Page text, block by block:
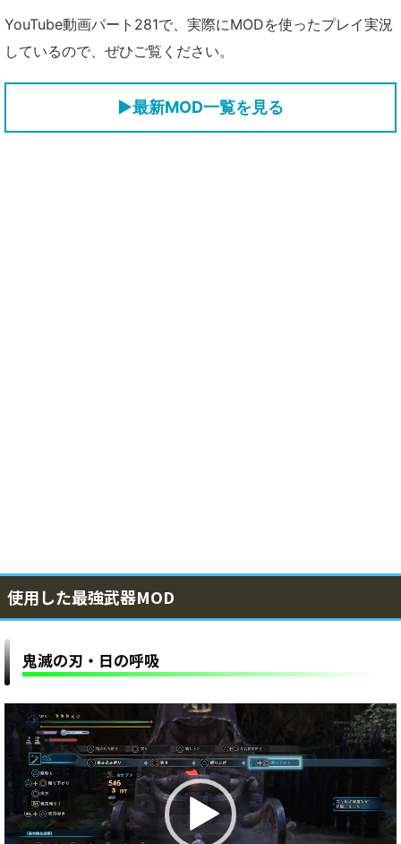
YouTube動画パート281で、実際にMODを使ったプレイ実況
しているので、ぜひご覧ください。
▶最新MOD一覧を見る
使用した最強武器MOD
鬼滅の刃・日の呼吸
動
画
ー
ヤ
ー